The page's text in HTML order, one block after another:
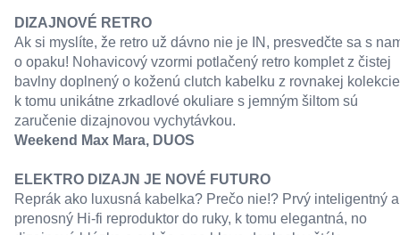
DIZAJNOVÉ RETRO
Ak si myslíte, že retro už dávno nie je IN, presvedčte sa s
o opaku! Nohavicový vzormi potlačený retro komplet z čistej
bavlny doplnený o koženú clutch kabelku z rovnakej
k tomu unikátne zrkadlové okuliare s jemným šiltom sú
zaručenie dizajnovou vychytávkou.
Weekend Max Mara, DUOS
ELEKTRO DIZAJN JE NOVÉ FUTURO
Reprák ako luxusná kabelka? Prečo nie!? Prvý inteligentný a
prenosný Hi-fi reproduktor do ruky, k tomu elegantná, no